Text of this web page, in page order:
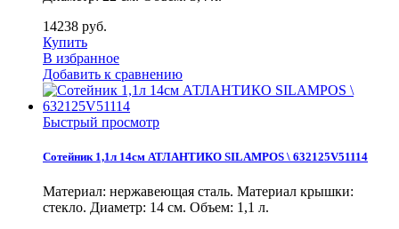
14238 руб.
Купить
В избранное
Добавить к сравнению
Быстрый просмотр
Сотейник 1,1л 14см АТЛАНТИКО SILAMPOS \ 632125V51114
Материал: нержавеющая сталь. Материал крышки:
стекло. Диаметр: 14 см. Объем: 1,1 л.